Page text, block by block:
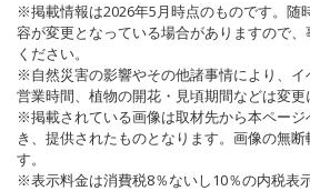
※掲載情報は2026年5月時点のものです。随
容が変更となっている場合がありますので
ください。
※自然災害の影響やその他諸事情により、
営業時間、植物の開花・見頃期間などは変更
※掲載されている画像は取材先から本ペー
き、提供されたものとなります。画像の無
す。
※表示料金は消費税8％ないし10％の内税表示